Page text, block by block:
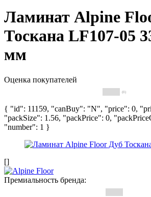
Ламинат Alpine
Тоскана LF107-05
мм
Оценка покупателей
(0)
{ "id": 11159, "canBuy": "N", "price": 0,
"packSize": 1.56, "packPrice": 0,
"number": 1 }
[]
Премиальность бренда: